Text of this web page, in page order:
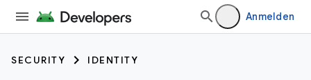
Anmelden
SECURITY IDENTITY